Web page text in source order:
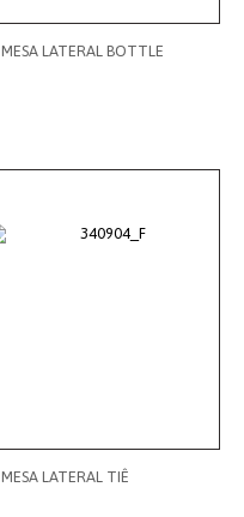
MESA LATERAL BOTTLE
MESA LATERAL TIÊ